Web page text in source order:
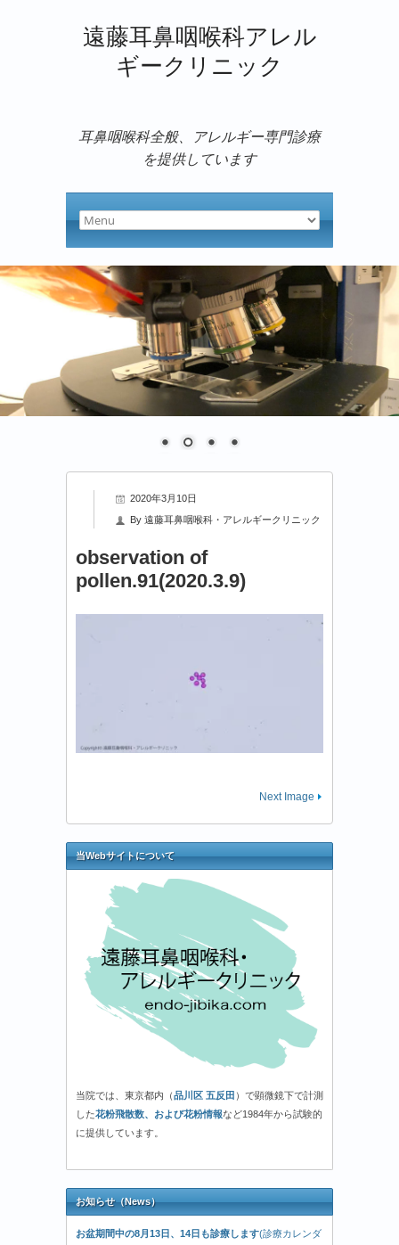
遠藤耳鼻咽喉科アレル
ギークリニック
耳鼻咽喉科全般、アレルギー専門診療
を提供しています
2020年3月10日
By 遠藤耳鼻咽喉科・アレルギークリニック
observation of
pollen.91(2020.3.9)
Next Image
当Webサイトについて
当院では、東京都内（品川区 五反田 ）で顕微鏡下で計測
した花粉飛散数、および花粉情報など1984年から試験的
に提供しています。
お知らせ（News）
お盆期間中の8月13日、14日も診療します(診療カレンダ